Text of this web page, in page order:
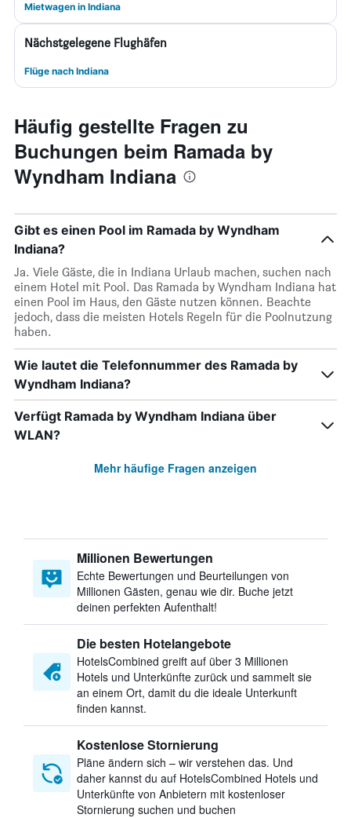
Mietwagen in Indiana
Nächstgelegene Flughäfen
Flüge nach Indiana
Häufig gestellte Fragen zu
Buchungen beim Ramada by
Wyndham Indiana
Gibt es einen Pool im Ramada by Wyndham
Indiana?
Ja. Viele Gäste, die in Indiana Urlaub machen, suchen nach
einem Hotel mit Pool. Das Ramada by Wyndham Indiana hat
einen Pool im Haus, den Gäste nutzen können. Beachte
jedoch, dass die meisten Hotels Regeln für die Poolnutzung
haben.
Wie lautet die Telefonnummer des Ramada by
Wyndham Indiana?
Verfügt Ramada by Wyndham Indiana über
WLAN?
Mehr häufige Fragen anzeigen
Millionen Bewertungen
Echte Bewertungen und Beurteilungen von
Millionen Gästen, genau wie dir. Buche jetzt
deinen perfekten Aufenthalt!
Die besten Hotelangebote
HotelsCombined greift auf über 3 Millionen
Hotels und Unterkünfte zurück und sammelt sie
an einem Ort, damit du die ideale Unterkunft
finden kannst.
Kostenlose Stornierung
Pläne ändern sich – wir verstehen das. Und
daher kannst du auf HotelsCombined Hotels und
Unterkünfte von Anbietern mit kostenloser
Stornierung suchen und buchen